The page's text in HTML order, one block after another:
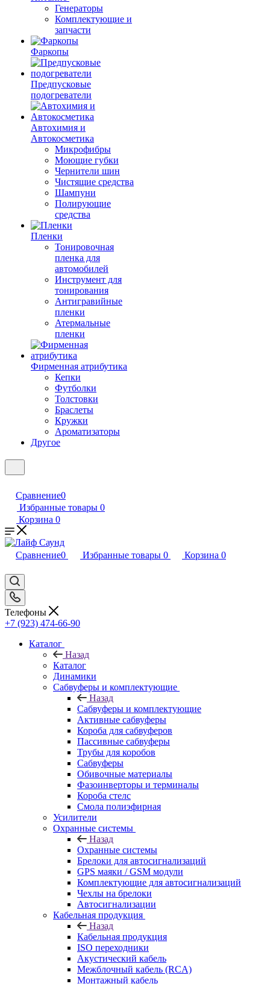
Генераторы
Комплектующие и
запчасти
Фаркопы
Предпусковые
подогреватели
Автохимия и
Автокосметика
Микрофибры
Моющие губки
Чернители шин
Чистящие средства
Шампуни
Полирующие
средства
Пленки
Тонировочная
пленка для
автомобилей
Инструмент для
тонирования
Антигравийные
пленки
Атермальные
пленки
Фирменная атрибутика
Кепки
Футболки
Толстовки
Браслеты
Кружки
Ароматизаторы
Другое
Сравнение0
Избранные товары 0
Корзина 0
Сравнение0 Избранные товары 0 Корзина 0
Телефоны
+7 (923) 474-66-90
Каталог
Назад
Каталог
Динамики
Сабвуферы и комплектующие
Назад
Сабвуферы и комплектующие
Активные сабвуферы
Короба для сабвуферов
Пассивные сабвуферы
Трубы для коробов
Сабвуферы
Обивочные материалы
Фазоинверторы и терминалы
Короба стелс
Смола полиэфирная
Усилители
Охранные системы
Назад
Охранные системы
Брелоки для автосигнализаций
GPS маяки / GSM модули
Комплектующие для автосигнализаций
Чехлы на брелоки
Автосигнализации
Кабельная продукция
Назад
Кабельная продукция
ISO переходники
Акустический кабель
Межблочный кабель (RCA)
Монтажный кабель